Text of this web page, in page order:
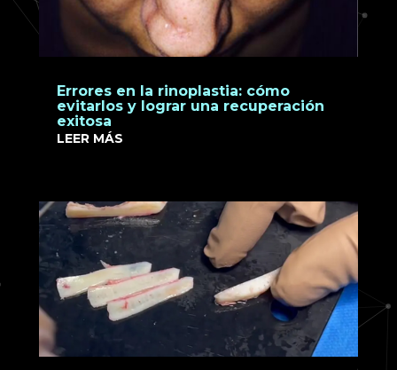
Errores en la rinoplastia: cómo
evitarlos y lograr una recuperación
exitosa
LEER MÁS